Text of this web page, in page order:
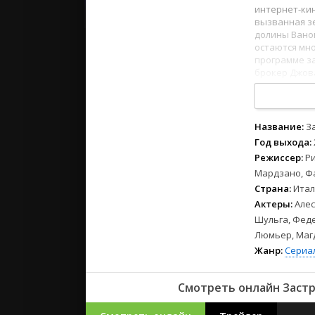
2022
2021
интернет-
вызванная
долины
остаются
программе
секреты,
Название:
Год выхода:
Режиссер:
Мардзано,
Страна:
Актеры:
Шульга,
Люмьер,
Жанр:
Смотреть онлайн